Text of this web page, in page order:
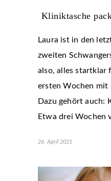
Kliniktasche
Laura ist in den
zweiten
also, alles startklar
ersten Wochen mit
Dazu gehört auch:
Etwa drei Wochen
26. April 2021